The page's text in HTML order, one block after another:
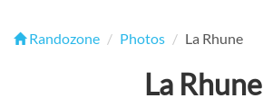
Randozone Photos La Rhune
La Rhune